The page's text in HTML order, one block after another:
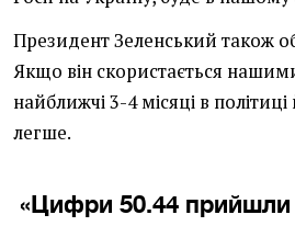
Президент Зеленський також
Якщо він скористається
найближчі 3-4 місяці в
легше.
«Цифри 50.44 прийшли